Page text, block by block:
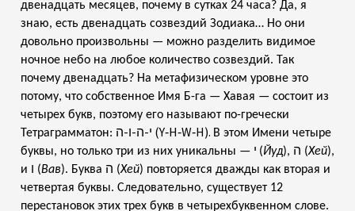
двенадцать месяцев, почему в сутках 24 часа? Да, я
знаю, есть двенадцать созвездий Зодиака… Но они
довольно произвольны — можно разделить видимое
ночное небо на любое количество созвездий. Так
почему двенадцать? На метафизическом уровне это
потому, что собственное Имя Б-га — Хавая — состоит из
четырех букв, поэтому его называют по-гречески
Тетраграмматон:
י-ה-ו-ה (Y‑H‑W‑H). В этом Имени четыре
буквы, но только три из них уникальны —
(Йуд), ה (Хей),
и ו (Вав). Буква ה (Хей) повторяется дважды как вторая и
четвертая буквы. Следовательно, существует 12
перестановок этих трех букв в четырехбуквенном слове.